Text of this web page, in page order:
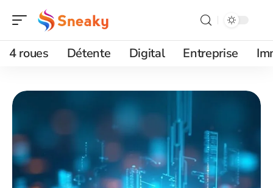
4 roues Détente Digital Entreprise